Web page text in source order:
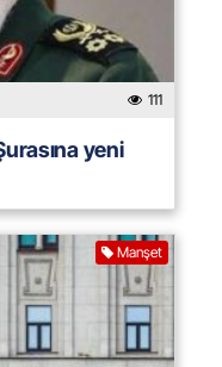
111
yeni
Manşet